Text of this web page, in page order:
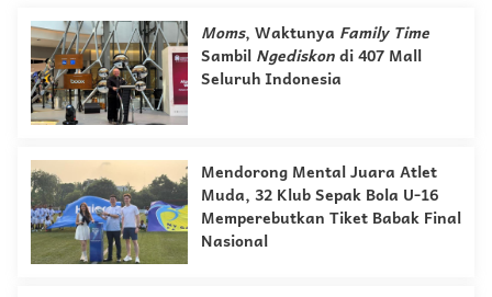
Moms, Waktunya Family Time
Sambil Ngediskondi 407 Mall
Seluruh Indonesia
Mendorong Mental Juara Atlet
Muda, 32 Klub Sepak Bola U-16
Memperebutkan Tiket Babak Final
Nasional